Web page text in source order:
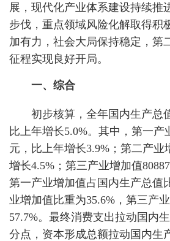
展，现代化产业体系建设持续推
步伐，重点领域风险化解取得积
加有力，社会大局保持稳定，第
征程实现良好开局。
一、综合
初步核算，全年国内生产总
比上年增长5.0%。其中，第一产
元，比上年增长3.9%；第二产业
增长4.5%；第三产业增加值
第一产业增加值占国内生产总值
业增加值比重为35.6%，第三产
57.7%。最终消费支出拉动国内
分点，资本形成总额拉动国内生